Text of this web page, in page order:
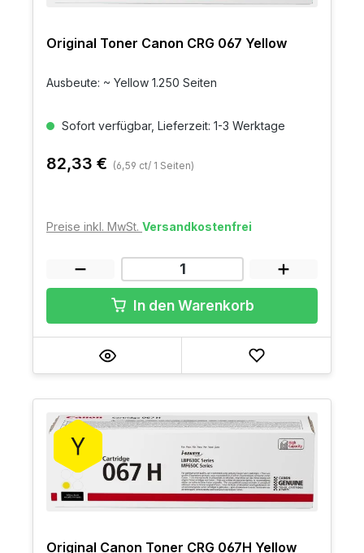
Original Toner Canon CRG 067 Yellow
Ausbeute: ~ Yellow 1.250 Seiten
Sofort verfügbar, Lieferzeit: 1-3 Werktage
82,33 € (6,59 ct/ 1 Seiten)
Preise inkl. MwSt. Versandkostenfrei
In den Warenkorb
Original Canon Toner CRG 067H Yellow